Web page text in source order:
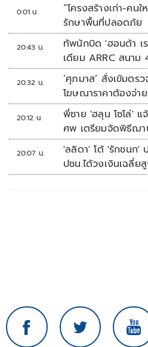
0:01 น.
“โครงสร้างเก่า-คนใหม่”บีอา
รักษาพื้นที่ปลอดภัย
20:43 น.
ทัพนักบิด 'ฮอนด้า เ
เดียม ARRC สนาม
20:32 น.
‘ศุภมาส’ สั่งเข้มตร
โฆษณาราคาต้องจ่า
20:12 น.
พี่ชาย 'ฮลุน โซโล่' แ
ศพ เตรียมจัดพิธีฌา
20:07 น.
'ลลิดา' โต้ 'รักชนก'
ปชน.ได้วงเงินเฉลี่ย